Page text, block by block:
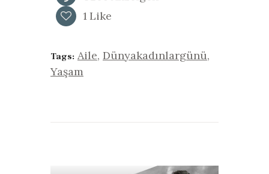
1Like
Tags: Aile, Dünyakadınlargünü,
Yaşam